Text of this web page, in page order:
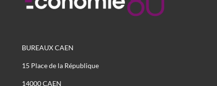
BUREAUX CAEN
15 Place de la République
14000 CAEN